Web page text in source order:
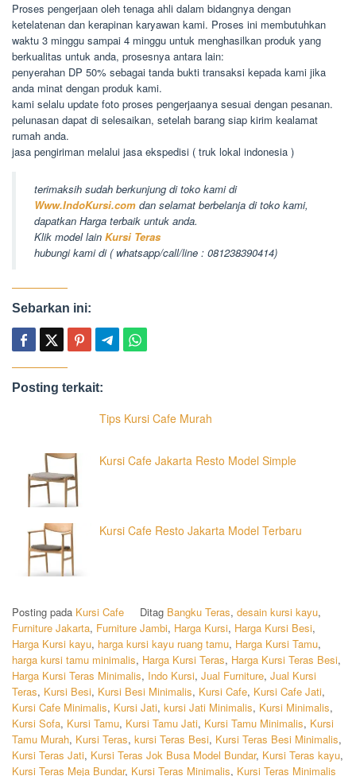
Proses pengerjaan oleh tenaga ahli dalam bidangnya dengan
ketelatenan dan kerapinan karyawan kami. Proses ini membutuhkan
waktu 3 minggu sampai 4 minggu untuk menghasilkan produk yang
berkualitas untuk anda, prosesnya antara lain:
penyerahan DP 50% sebagai tanda bukti transaksi kepada kami jika
anda minat dengan produk kami.
kami selalu update foto proses pengerjaanya sesuai dengan pesanan.
pelunasan dapat di selesaikan, setelah barang siap kirim kealamat
rumah anda.
jasa pengiriman melalui jasa ekspedisi ( truk lokal indonesia )
terimaksih sudah berkunjung di toko kami di
Www.IndoKursi.com dan selamat berbelanja di toko kami,
dapatkan Harga terbaik untuk anda.
Klik model lain Kursi Teras
hubungi kami di ( whatsapp/call/line : 081238390414)
Sebarkan ini:
Posting terkait:
Tips Kursi Cafe Murah
Kursi Cafe Jakarta Resto Model Simple
Kursi Cafe Resto Jakarta Model Terbaru
Posting pada Kursi Cafe Ditag Bangku Teras, desain kursi kayu,
Furniture Jakarta, Furniture Jambi, Harga Kursi, Harga Kursi Besi,
Harga Kursi kayu, harga kursi kayu ruang tamu, Harga Kursi Tamu,
harga kursi tamu minimalis, Harga Kursi Teras, Harga Kursi Teras Besi,
Harga Kursi Teras Minimalis, Indo Kursi, Jual Furniture, Jual Kursi
Teras, Kursi Besi, Kursi Besi Minimalis, Kursi Cafe, Kursi Cafe Jati,
Kursi Cafe Minimalis, Kursi Jati, kursi Jati Minimalis, Kursi Minimalis,
Kursi Sofa, Kursi Tamu, Kursi Tamu Jati, Kursi Tamu Minimalis, Kursi
Tamu Murah, Kursi Teras, kursi Teras Besi, Kursi Teras Besi Minimalis,
Kursi Teras Jati, Kursi Teras Jok Busa Model Bundar, Kursi Teras kayu,
Kursi Teras Meja Bundar, Kursi Teras Minimalis, Kursi Teras Minimalis